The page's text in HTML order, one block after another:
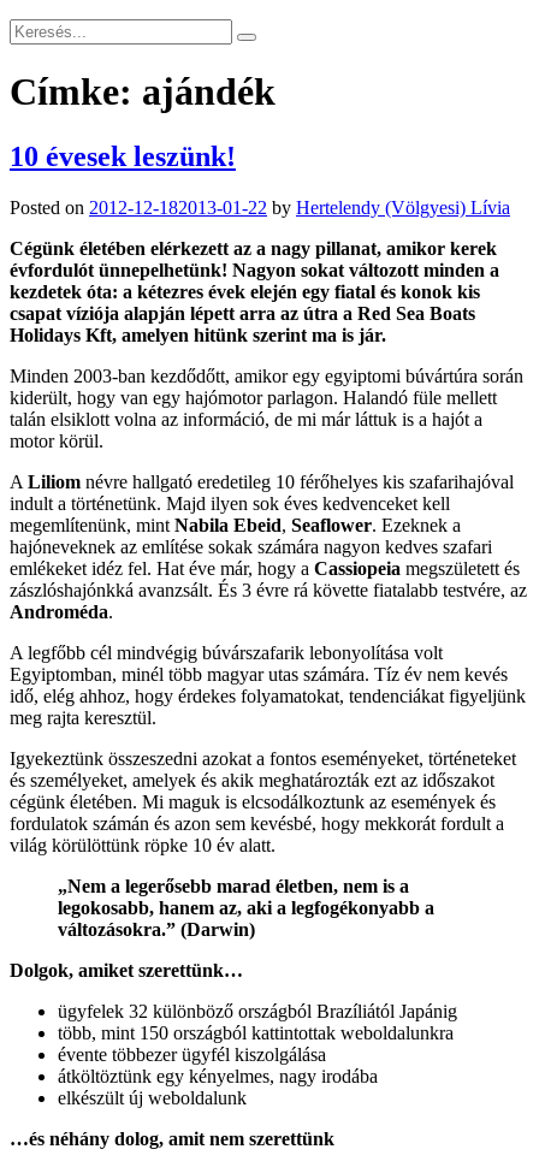
Címke: ajándék
10 évesek leszünk!
Posted on 2012-12-182013-01-22 by Hertelendy (Völgyesi) Lívia
Cégünk életében elérkezett az a nagy pillanat, amikor kerek
évfordulót ünnepelhetünk! Nagyon sokat változott minden a
kezdetek óta: a kétezres évek elején egy fiatal és konok kis
csapat víziója alapján lépett arra az útra a Red Sea Boats
Holidays Kft, amelyen hitünk szerint ma is jár.
Minden 2003-ban kezdődőtt, amikor egy egyiptomi búvártúra során
kiderült, hogy van egy hajómotor parlagon. Halandó füle mellett
talán elsiklott volna az információ, de mi már láttuk is a hajót a
motor körül.
A Liliom névre hallgató eredetileg 10 férőhelyes kis szafarihajóval
indult a történetünk. Majd ilyen sok éves kedvenceket kell
megemlítenünk, mint Nabila Ebeid, Seaflower. Ezeknek a
hajóneveknek az említése sokak számára nagyon kedves szafari
emlékeket idéz fel. Hat éve már, hogy a Cassiopeia megszületett és
zászlóshajónkká avanzsált. És 3 évre rá követte fiatalabb testvére, az
Androméda.
A legfőbb cél mindvégig búvárszafarik lebonyolítása volt
Egyiptomban, minél több magyar utas számára. Tíz év nem kevés
idő, elég ahhoz, hogy érdekes folyamatokat, tendenciákat figyeljünk
meg rajta keresztül.
Igyekeztünk összeszedni azokat a fontos eseményeket, történeteket
és személyeket, amelyek és akik meghatározták ezt az időszakot
cégünk életében. Mi maguk is elcsodálkoztunk az események és
fordulatok számán és azon sem kevésbé, hogy mekkorát fordult a
világ körülöttünk röpke 10 év alatt.
„Nem a legerősebb marad életben, nem is a
legokosabb, hanem az, aki a legfogékonyabb a
változásokra.” (Darwin)
Dolgok, amiket szerettünk…
ügyfelek 32 különböző országból Brazíliától Japánig
több, mint 150 országból kattintottak weboldalunkra
évente többezer ügyfél kiszolgálása
átköltöztünk egy kényelmes, nagy irodába
elkészült új weboldalunk
…és néhány dolog, amit nem szerettünk